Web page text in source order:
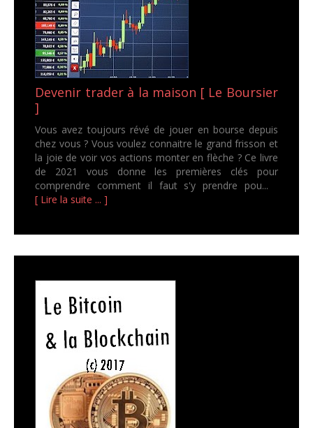
Devenir trader à la maison [ Le Boursier
]
Vous avez toujours révé de jouer en bourse depuis
chez vous ? Vous voulez connaitre le grand frisson et
la joie de voir vos actions monter en flèche ? Ce livre
de 2021 vous donne les premières clés pour
comprendre comment il faut s'y prendre pou...
[ Lire la suite ... ]